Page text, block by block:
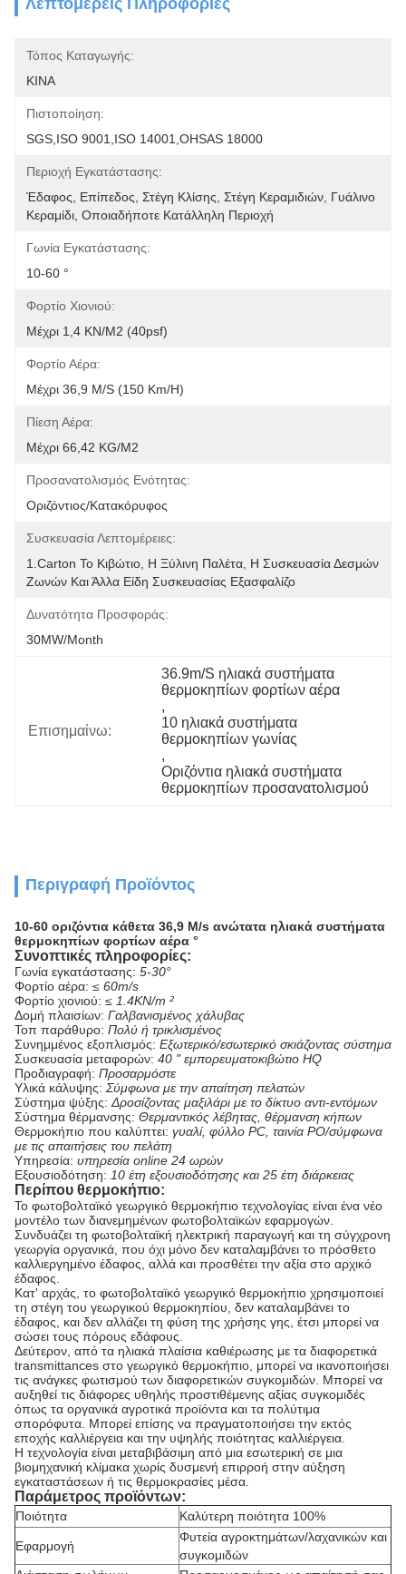
Λεπτομερείς Πληροφορίες
Τόπος Καταγωγής:
ΚΙΝΑ
Πιστοποίηση:
SGS,ISO 9001,ISO 14001,OHSAS 18000
Περιοχή Εγκατάστασης:
Έδαφος, Επίπεδος, Στέγη Κλίσης, Στέγη Κεραμιδιών, Γυάλινο
Κεραμίδι, Οποιαδήποτε Κατάλληλη Περιοχή
Γωνία Εγκατάστασης:
10-60 °
Φορτίο Χιονιού:
Μέχρι 1,4 KN/m2 (40psf)
Φορτίο Αέρα:
Μέχρι 36,9 M/s (150 Km/h)
Πίεση Αέρα:
Μέχρι 66,42 KG/m2
Προσανατολισμός Ενότητας:
Οριζόντιος/κατακόρυφος
Συσκευασία Λεπτομέρειες:
1.Carton Το Κιβώτιο, Η Ξύλινη Παλέτα, Η Συσκευασία Δεσμών
Ζωνών Και Άλλα Είδη Συσκευασίας Εξασφαλίζο
Δυνατότητα Προσφοράς:
30MW/month
Επισημαίνω:
36.9m/S ηλιακά συστήματα
θερμοκηπίων φορτίων αέρα
,
10 ηλιακά συστήματα
θερμοκηπίων γωνίας
,
Οριζόντια ηλιακά συστήματα
θερμοκηπίων προσανατολισμού
Περιγραφή Προϊόντος
10-60 οριζόντια κάθετα 36,9 M/s ανώτατα ηλιακά συστήματα
θερμοκηπίων φορτίων αέρα °
Συνοπτικές πληροφορίες:
Γωνία εγκατάστασης: 5-30°
Φορτίο αέρα: ≤ 60m/s
Φορτίο χιονιού: ≤ 1.4KN/m ²
Δομή πλαισίων: Γαλβανισμένος χάλυβας
Τοπ παράθυρο: Πολύ ή τρικλισμένος
Συνημμένος εξοπλισμός: Εξωτερικό/εσωτερικό σκιάζοντας σύστημα
Συσκευασία μεταφορών: 40 " εμπορευματοκιβώτιο HQ
Προδιαγραφή: Προσαρμόστε
Υλικά κάλυψης: Σύμφωνα με την απαίτηση πελατών
Σύστημα ψύξης: Δροσίζοντας μαξιλάρι με το δίκτυο αντι-εντόμων
Σύστημα θέρμανσης: Θερμαντικός λέβητας, θέρμανση κήπων
Θερμοκήπιο που καλύπτει: γυαλί, φύλλο PC, ταινία PO/σύμφωνα
με τις απαιτήσεις του πελάτη
Υπηρεσία: υπηρεσία online 24 ωρών
Εξουσιοδότηση: 10 έτη εξουσιοδότησης και 25 έτη διάρκειας
Περίπου θερμοκήπιο:
Το φωτοβολταϊκό γεωργικό θερμοκήπιο τεχνολογίας είναι ένα νέο
μοντέλο των διανεμημένων φωτοβολταϊκών εφαρμογών.
Συνδυάζει τη φωτοβολταϊκή ηλεκτρική παραγωγή και τη σύγχρονη
γεωργία οργανικά, που όχι μόνο δεν καταλαμβάνει το πρόσθετο
καλλιεργημένο έδαφος, αλλά και προσθέτει την αξία στο αρχικό
έδαφος.
Κατ' αρχάς, το φωτοβολταϊκό γεωργικό θερμοκήπιο χρησιμοποιεί
τη στέγη του γεωργικού θερμοκηπίου, δεν καταλαμβάνει το
έδαφος, και δεν αλλάζει τη φύση της χρήσης γης, έτσι μπορεί να
σώσει τους πόρους εδάφους.
Δεύτερον, από τα ηλιακά πλαίσια καθιέρωσης με τα διαφορετικά
transmittances στο γεωργικό θερμοκήπιο, μπορεί να ικανοποιήσει
τις ανάγκες φωτισμού των διαφορετικών συγκομιδών. Μπορεί να
αυξηθεί τις διάφορες υθηλής προστιθέμενης αξίας συγκομιδές
όπως τα οργανικά αγροτικά προϊόντα και τα πολύτιμα
σπορόφυτα. Μπορεί επίσης να πραγματοποιήσει την εκτός
εποχής καλλιέργεια και την υψηλής ποιότητας καλλιέργεια.
Η τεχνολογία είναι μεταβιβάσιμη από μια εσωτερική σε μια
βιομηχανική κλίμακα χωρίς δυσμενή επιρροή στην αύξηση
εγκαταστάσεων ή τις θερμοκρασίες μέσα.
Παράμετρος προϊόντων:
Ποιότητα Καλύτερη ποιότητα 100%
Εφαρμογή
Φυτεία αγροκτημάτων/λαχανικών και
συγκομιδών